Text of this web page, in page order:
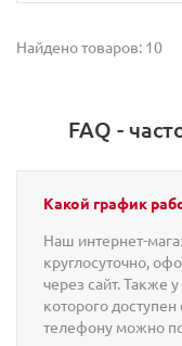
Найдено товаров: 10
FAQ -
Какой график
Наш интернет-
круглосуточно,
через сайт. Также
которого
телефону можно